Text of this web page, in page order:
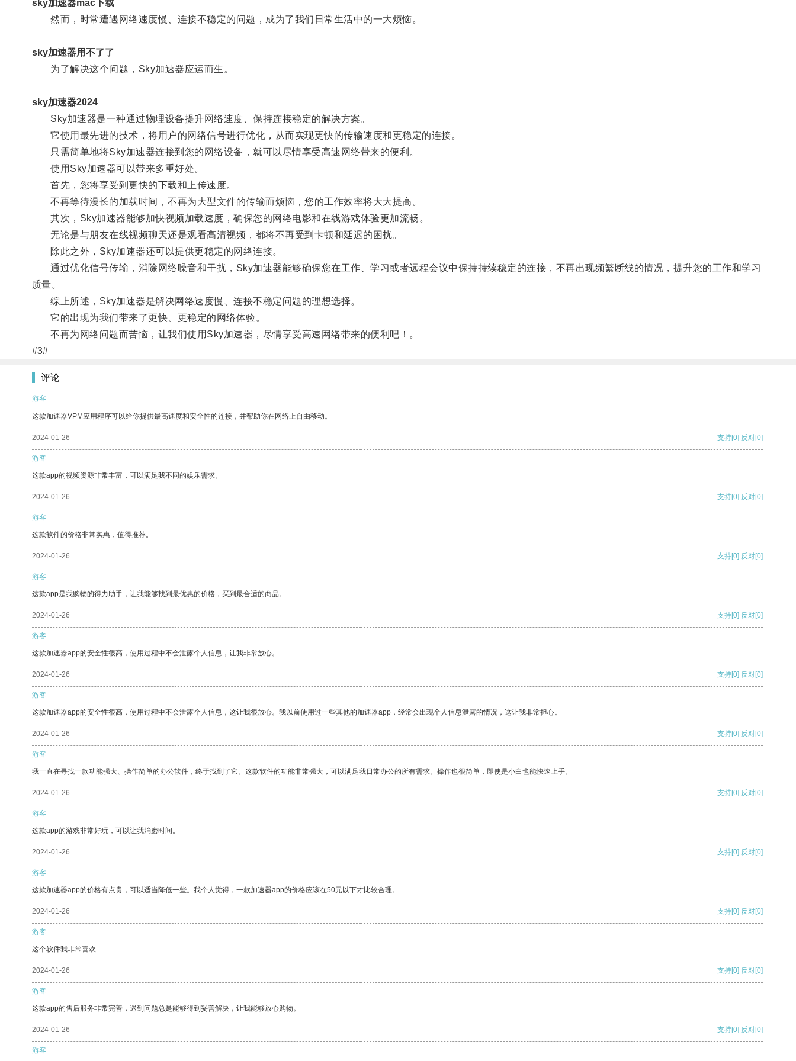
sky加速器mac下载
然而，时常遭遇网络速度慢、连接不稳定的问题，成为了我们日常生活中的一大烦恼。
sky加速器用不了了
为了解决这个问题，Sky加速器应运而生。
sky加速器2024
Sky加速器是一种通过物理设备提升网络速度、保持连接稳定的解决方案。
它使用最先进的技术，将用户的网络信号进行优化，从而实现更快的传输速度和更稳定的连接。
只需简单地将Sky加速器连接到您的网络设备，就可以尽情享受高速网络带来的便利。
使用Sky加速器可以带来多重好处。
首先，您将享受到更快的下载和上传速度。
不再等待漫长的加载时间，不再为大型文件的传输而烦恼，您的工作效率将大大提高。
其次，Sky加速器能够加快视频加载速度，确保您的网络电影和在线游戏体验更加流畅。
无论是与朋友在线视频聊天还是观看高清视频，都将不再受到卡顿和延迟的困扰。
除此之外，Sky加速器还可以提供更稳定的网络连接。
通过优化信号传输，消除网络噪音和干扰，Sky加速器能够确保您在工作、学习或者远程会议中保持持续稳定的连接，不再出现频繁断线的情况，提升您的工作和学习
质量。
综上所述，Sky加速器是解决网络速度慢、连接不稳定问题的理想选择。
它的出现为我们带来了更快、更稳定的网络体验。
不再为网络问题而苦恼，让我们使用Sky加速器，尽情享受高速网络带来的便利吧！。
#3#
评论
游客
这款加速器VPM应用程序可以给你提供最高速度和安全性的连接，并帮助你在网络上自由移动。
2024-01-26 支持[0] 反对[0]
游客
这款app的视频资源非常丰富，可以满足我不同的娱乐需求。
2024-01-26 支持[0] 反对[0]
游客
这款软件的价格非常实惠，值得推荐。
2024-01-26 支持[0] 反对[0]
游客
这款app是我购物的得力助手，让我能够找到最优惠的价格，买到最合适的商品。
2024-01-26 支持[0] 反对[0]
游客
这款加速器app的安全性很高，使用过程中不会泄露个人信息，让我非常放心。
2024-01-26 支持[0] 反对[0]
游客
这款加速器app的安全性很高，使用过程中不会泄露个人信息，这让我很放心。我以前使用过一些其他的加速器app，经常会出现个人信息泄露的情况，这让我非常担心。
2024-01-26 支持[0] 反对[0]
游客
我一直在寻找一款功能强大、操作简单的办公软件，终于找到了它。这款软件的功能非常强大，可以满足我日常办公的所有需求。操作也很简单，即使是小白也能快速上手。
2024-01-26 支持[0] 反对[0]
游客
这款app的游戏非常好玩，可以让我消磨时间。
2024-01-26 支持[0] 反对[0]
游客
这款加速器app的价格有点贵，可以适当降低一些。我个人觉得，一款加速器app的价格应该在50元以下才比较合理。
2024-01-26 支持[0] 反对[0]
游客
这个软件我非常喜欢
2024-01-26 支持[0] 反对[0]
游客
这款app的售后服务非常完善，遇到问题总是能够得到妥善解决，让我能够放心购物。
2024-01-26 支持[0] 反对[0]
游客